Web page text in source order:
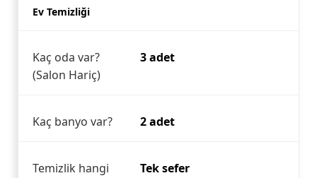
Ev Temizliği
Kaç oda var?
(Salon Hariç)
3 adet
Kaç banyo var? 2 adet
Temizlik hangi Tek sefer